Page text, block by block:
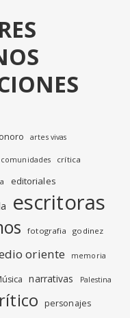
artes vivas
comunidades crítica
editoriales
escritoras
fotografia godinez
oriente memoria
narrativas Palestina
personajes